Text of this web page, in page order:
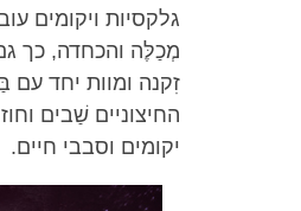
גלקסיות ויקומים
מְכַלֶּה והכחדה, כך
זִקנה ומוות יחד עם
החיצוניים שַׁבים
יקומים וסבבי חיים.